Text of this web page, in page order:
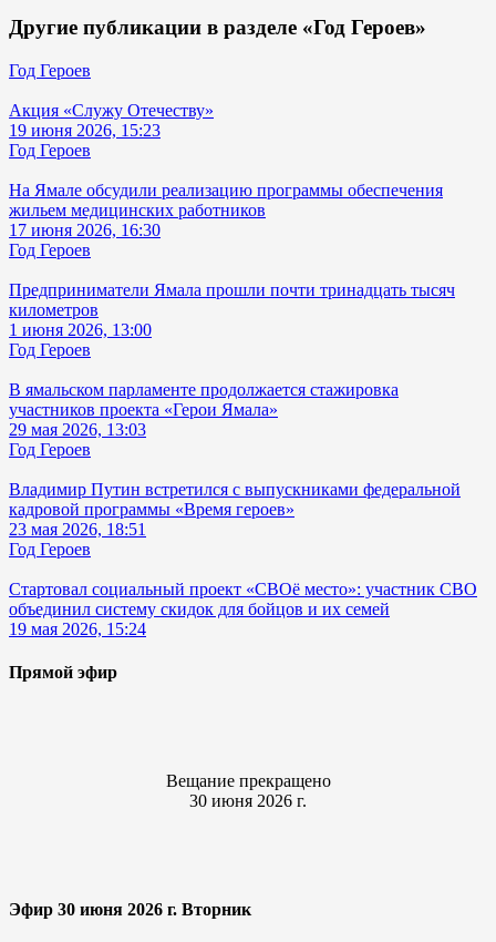
Другие публикации в разделе «Год Героев»
Год Героев
Акция «Служу Отечеству»
19 июня 2026, 15:23
Год Героев
На Ямале обсудили реализацию программы обеспечения
жильем медицинских работников
17 июня 2026, 16:30
Год Героев
Предприниматели Ямала прошли почти тринадцать тысяч
километров
1 июня 2026, 13:00
Год Героев
В ямальском парламенте продолжается стажировка
участников проекта «Герои Ямала»
29 мая 2026, 13:03
Год Героев
Владимир Путин встретился с выпускниками федеральной
кадровой программы «Время героев»
23 мая 2026, 18:51
Год Героев
Стартовал социальный проект «СВОё место»: участник СВО
объединил систему скидок для бойцов и их семей
19 мая 2026, 15:24
Прямой эфир
Вещание прекращено
30 июня 2026 г.
Эфир 30 июня 2026 г. Вторник